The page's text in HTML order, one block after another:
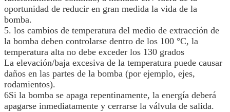
oportunidad de reducir en gran medida la vida de la
bomba.
5. los cambios de temperatura del medio de extracción de
la bomba deben controlarse dentro de los 100 °C, la
temperatura alta no debe exceder los 130 grados
La elevación/baja excesiva de la temperatura puede causar
daños en las partes de la bomba (por ejemplo, ejes,
rodamientos).
6Si la bomba se apaga repentinamente, la energía deberá
apagarse inmediatamente y cerrarse la válvula de salida.